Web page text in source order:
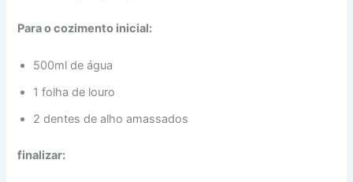
Para o cozimento inicial:
500ml de água
1 folha de louro
2 dentes de alho amassados
finalizar: